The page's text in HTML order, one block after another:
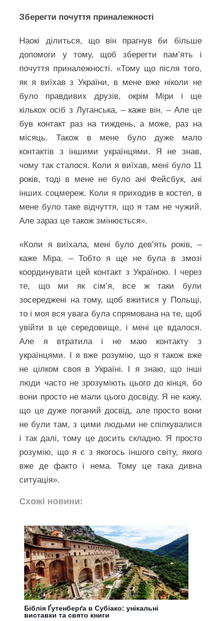
Зберегти почуття приналежності
Наокі ділиться, що він прагнув би більше
допомоги у тому, щоб зберегти пам’ять і
почуття приналежності. «Тому що після того,
як я виїхав з України, в мене вже ніколи не
було правдивих друзів, окрім Міри і ще
кількох осіб з Луганська, – каже він. – Але це
був контакт раз на тиждень, а може, раз на
місяць. Також в мене було дуже мало
контактів з іншими українцями. Я не знав,
чому так сталося. Коли я виїхав, мені було 11
років, тоді в мене не було ані Фейсбук, ані
інших соцмереж. Коли я приходив в костел, в
мене було таке відчуття, що я там не чужий.
Але зараз це також змінюється».
«Коли я виїхала, мені було дев’ять років, –
каже Міра. – Тобто я ще не була в змозі
координувати цей контакт з Україною. І через
те, що ми як сім’я, все ж таки були
зосереджені на тому, щоб вжитися у Польщі,
то і моя вся увага була спрямована на те, щоб
увійти в це середовище, і мені це вдалося.
Але я втратила і не маю контакту з
українцями. І я вже розумію, що я також вже
не цілком своя в Україні. І я знаю, що інші
люди часто не зрозуміють цього до кінця, бо
вони просто не мали цього досвіду. Я не кажу,
що це дуже поганий досвід, але просто вони
не були там, з цими людьми не спілкувалися
і так далі, тому це досить складно. Я просто
розумію, що я є з якогось іншого світу, якого
вже де факто і нема. Тому це така дивна
ситуація».
Схожі новини:
Біблія Ґутенберґа в Субіако: унікальні
виставки та свято книги